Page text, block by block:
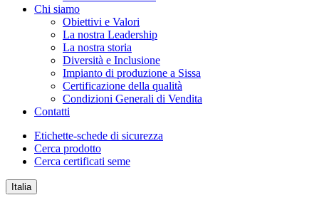
Chi siamo
Obiettivi e Valori
La nostra Leadership
La nostra storia
Diversità e Inclusione
Impianto di produzione a Sissa
Certificazione della qualità
Condizioni Generali di Vendita
Contatti
Etichette-schede di sicurezza
Cerca prodotto
Cerca certificati seme
Italia